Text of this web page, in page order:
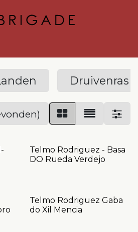
Druivenras
Telmo Rodriguez - Basa
DO Rueda Verdejo
Telmo Rodriguez Gaba
do Xil Mencia